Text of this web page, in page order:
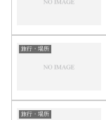
旅行・場所
旅行・場所